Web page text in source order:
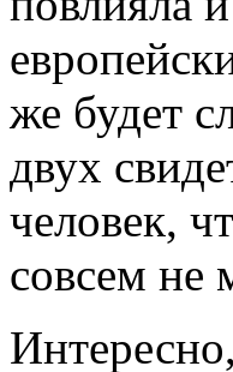
же будет
двух
человек,
совсем не